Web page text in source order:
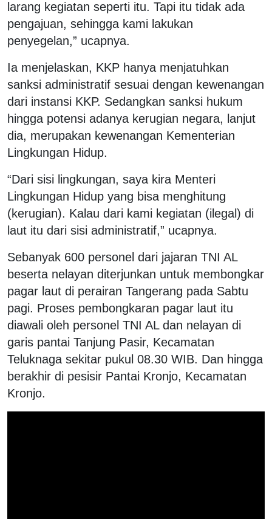
larang kegiatan seperti itu. Tapi itu tidak ada
pengajuan, sehingga kami lakukan
penyegelan,” ucapnya.
Ia menjelaskan, KKP hanya menjatuhkan
sanksi administratif sesuai dengan kewenangan
dari instansi KKP. Sedangkan sanksi hukum
hingga potensi adanya kerugian negara, lanjut
dia, merupakan kewenangan Kementerian
Lingkungan Hidup.
“Dari sisi lingkungan, saya kira Menteri
Lingkungan Hidup yang bisa menghitung
(kerugian). Kalau dari kami kegiatan (ilegal) di
laut itu dari sisi administratif,” ucapnya.
Sebanyak 600 personel dari jajaran TNI AL
beserta nelayan diterjunkan untuk membongkar
pagar laut di perairan Tangerang pada Sabtu
pagi. Proses pembongkaran pagar laut itu
diawali oleh personel TNI AL dan nelayan di
garis pantai Tanjung Pasir, Kecamatan
Teluknaga sekitar pukul 08.30 WIB. Dan hingga
berakhir di pesisir Pantai Kronjo, Kecamatan
Kronjo.